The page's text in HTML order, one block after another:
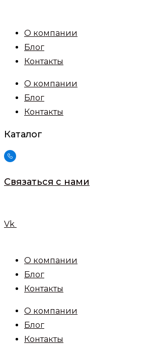
содержимому
О компании
Блог
Контакты
О компании
Блог
Контакты
Каталог
Связаться с нами
Vk
О компании
Блог
Контакты
О компании
Блог
Контакты